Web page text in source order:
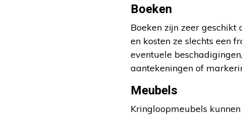
Boeken
Boeken zijn zeer
en kosten ze slechts een
eventuele
aantekeningen of
Meubels
Kringloopmeubels